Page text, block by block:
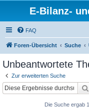
E-Bilanz-
FAQ
Foren-Übersicht Suche
Unbeantwortete
Zur erweiterten Suche
Die Suche ergab